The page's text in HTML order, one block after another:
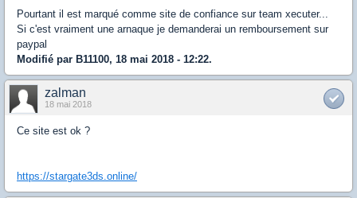
Pourtant il est marqué comme site de confiance sur team xecuter...
Si c'est vraiment une arnaque je demanderai un remboursement sur
paypal
Modifié par B11100, 18 mai 2018 - 12:22.
zalman
18 mai 2018
Ce site est ok ?
https://stargate3ds.online/